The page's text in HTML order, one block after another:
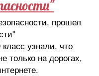
прошел
узнали, что
только на дорогах,